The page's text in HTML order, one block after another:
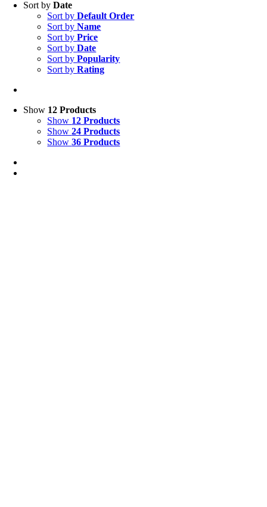
Sort byDate
Sort byDefault Order
Sort byName
Sort byPrice
Sort byDate
Sort byPopularity
Sort byRating
Show 12 Products
Show 12 Products
Show24 Products
Show36 Products